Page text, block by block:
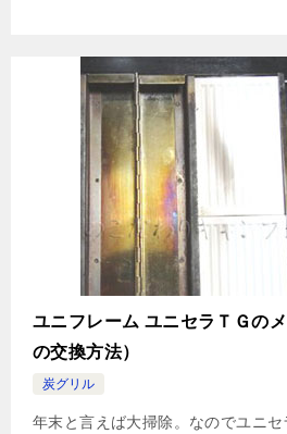
ユニフレーム ユニセラＴＧの
の交換方法）
炭グリル
年末と言えば大掃除。なのでユニ